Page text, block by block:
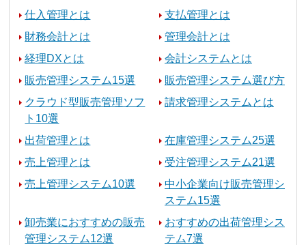
仕入管理とは
支払管理とは
財務会計とは
管理会計とは
経理DXとは
会計システムとは
販売管理システム15選
販売管理システム選び方
クラウド型販売管理ソフ
ト10選
請求管理システムとは
出荷管理とは
在庫管理システム25選
売上管理とは
受注管理システム21選
売上管理システム10選
中小企業向け販売管理シ
ステム15選
卸売業におすすめの販売
管理システム12選
おすすめの出荷管理シス
テム7選